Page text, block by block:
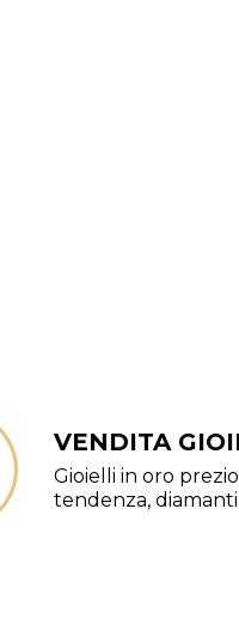
VENDITA
Gioielli in oro
tendenza,